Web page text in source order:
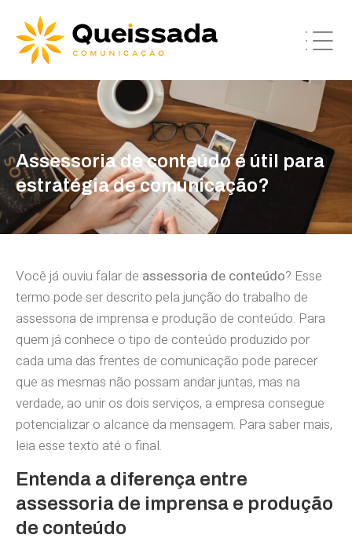
Assessoria de conteúdo é útil para
estratégia de comunicação?
Você já ouviu falar de assessoria de conteúdo? Esse
termo pode ser descrito pela junção do trabalho de
assessoria de imprensa e produção de conteúdo. Para
quem já conhece o tipo de conteúdo produzido por
cada uma das frentes de comunicação pode parecer
que as mesmas não possam andar juntas, mas na
verdade, ao unir os dois serviços, a empresa consegue
potencializar o alcance da mensagem. Para saber mais,
leia esse texto até o final.
Entenda a diferença entre
assessoria de imprensa e produção
de conteúdo